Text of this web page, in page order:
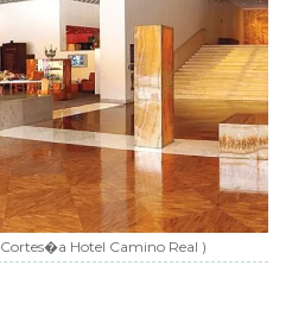
Cortes�a Hotel Camino Real )